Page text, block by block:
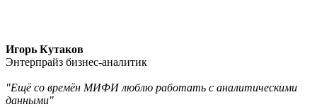
Игорь Кутаков
Энтерпрайз бизнес-аналитик
"Ещё со времён МИФИ люблю работать с аналитическими
данными"